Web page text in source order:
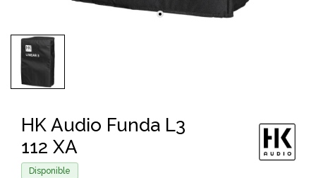
HK Audio Funda L3
112 XA
Disponible